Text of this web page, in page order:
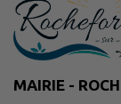
MAIRIE -